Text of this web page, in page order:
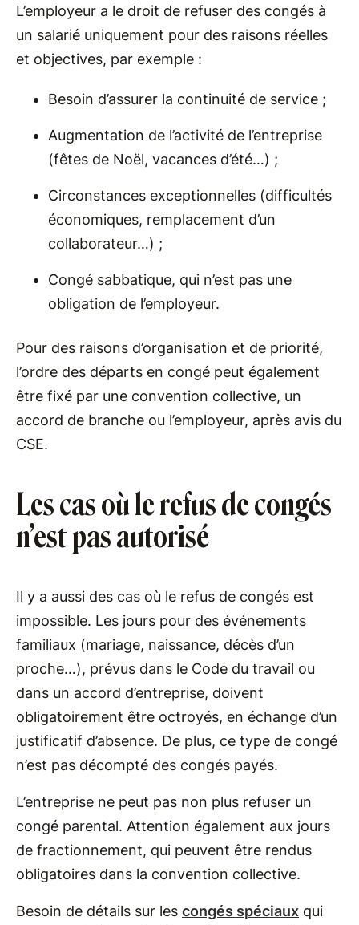
L’employeur a le droit de refuser des congés à
un salarié uniquement pour des raisons réelles
et objectives, par exemple :
Besoin d’assurer la continuité de service ;
Augmentation de l’activité de l’entreprise
(fêtes de Noël, vacances d’été…) ;
Circonstances exceptionnelles (difficultés
économiques, remplacement d’un
collaborateur…) ;
Congé sabbatique, qui n’est pas une
obligation de l’employeur.
Pour des raisons d’organisation et de priorité,
l’ordre des départs en congé peut également
être fixé par une convention collective, un
accord de branche ou l’employeur, après avis du
CSE.
Les cas où le refus de congés
n’est pas autorisé
Il y a aussi des cas où le refus de congés est
impossible. Les jours pour des événements
familiaux (mariage, naissance, décès d’un
proche…), prévus dans le Code du travail ou
dans un accord d’entreprise, doivent
obligatoirement être octroyés, en échange d’un
justificatif d’absence. De plus, ce type de congé
n’est pas décompté des congés payés.
L’entreprise ne peut pas non plus refuser un
congé parental. Attention également aux jours
de fractionnement, qui peuvent être rendus
obligatoires dans la convention collective.
Besoin de détails sur les congés spéciaux qui